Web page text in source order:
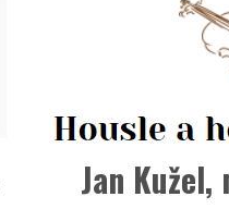
Jan